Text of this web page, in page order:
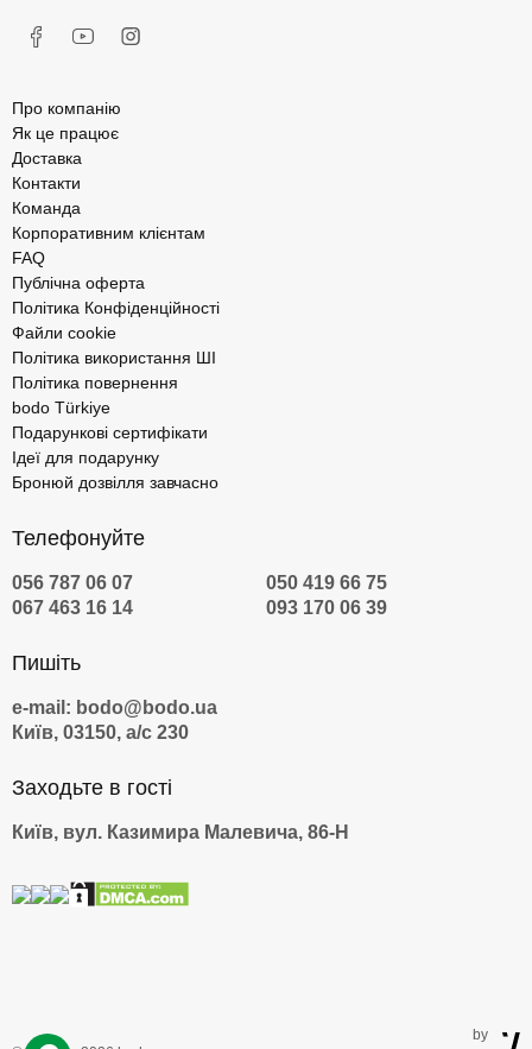
Про компанію
Як це працює
Доставка
Контакти
Команда
Корпоративним клієнтам
FAQ
Публічна оферта
Політика Конфіденційності
Файли cookie
Політика використання ШІ
Політика повернення
bodo Türkiye
Подарункові сертифікати
Ідеї для подарунку
Бронюй дозвілля завчасно
Телефонуйте
056 787 06 07
050 419 66 75
067 463 16 14
093 170 06 39
Пишіть
e-mail: bodo@bodo.ua
Київ, 03150, а/с 230
Заходьте в гості
Київ, вул. Казимира Малевича, 86-Н
by